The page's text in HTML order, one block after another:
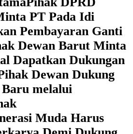
PT Pada Idi
Pembayaran Ganti
Dewan Barut Minta
Dapatkan Dukungan
Dewan Dukung
melalui
Muda Harus